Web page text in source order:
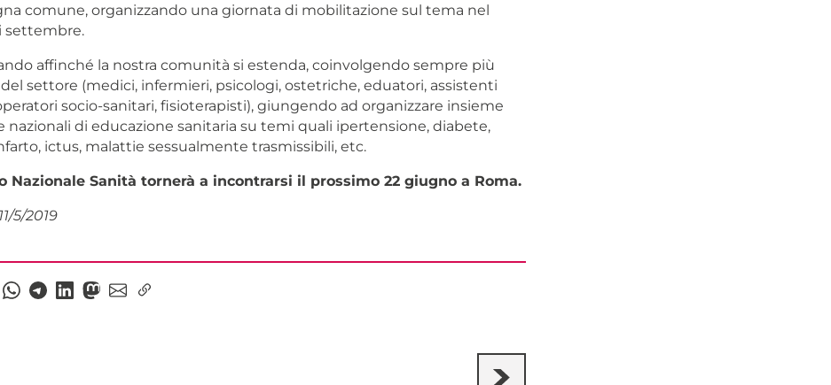
comune, organizzando una giornata di mobilitazione sul tema nel
settembre.
affinché la nostra comunità si estenda, coinvolgendo sempre più
settore (medici, infermieri, psicologi, ostetriche, eduatori, assistenti
socio-sanitari, fisioterapisti), giungendo ad organizzare insieme
nazionali di educazione sanitaria su temi quali ipertensione, diabete,
ictus, malattie sessualmente trasmissibili, etc.
Nazionale Sanità tornerà a incontrarsi il prossimo 22 giugno a Roma.
5/2019